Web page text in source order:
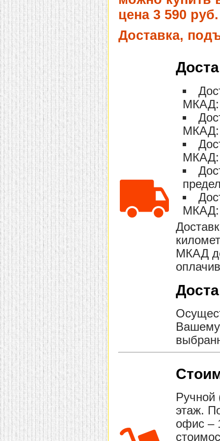
домашнем использовании.
Эта мебель имеет
некоторые преимущества
перед той же стенкой для
гостиной, к примеру,
поскольку она более
легкая и не загромождает
пространство. В спальне
этот предмет можно
поставить у изголовья
кровати, чтобы заполнить
пустующее там
место. Также стеллажи
очень часто используют в
качестве разграничителей
комнаты, например, на
рабочую зону и
пространство для отдыха.
Особенно это актуально
для однокомнатных
квартир.
цена 3 590 руб.
Доставка,
МКАД:
МКАД:
МКАД:
МКАД:
МКАД
Вашему
Ручной
этаж.
офис –